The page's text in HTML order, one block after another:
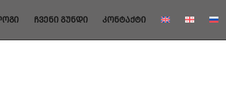
ჩვენი გუნდი კონტაქტი